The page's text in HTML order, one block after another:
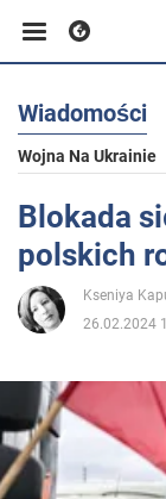
Biznes
Sport
Rozrywka
Polityka
Wiadomości
Wojna Na Ukrainie
Blokada
polskich
Kseniya
26.02.2024